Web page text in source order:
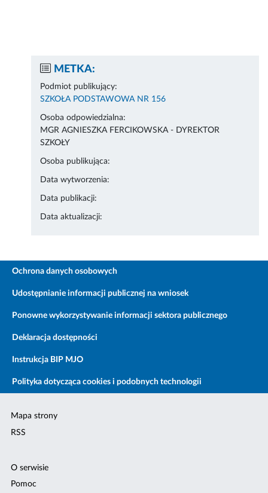
METKA:
Podmiot publikujący:
SZKOŁA PODSTAWOWA NR 156
Osoba odpowiedzialna:
MGR AGNIESZKA FERCIKOWSKA - DYREKTOR
SZKOŁY
Osoba publikująca:
Data wytworzenia:
Data publikacji:
Data aktualizacji:
Ochrona danych osobowych
Udostępnianie informacji publicznej na wniosek
Ponowne wykorzystywanie informacji sektora publicznego
Deklaracja dostępności
Instrukcja BIP MJO
Polityka dotycząca cookies i podobnych technologii
Mapa strony
RSS
O serwisie
Pomoc